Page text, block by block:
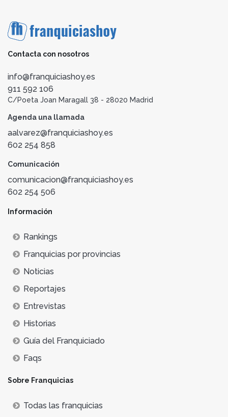
Contacta con nosotros
info@franquiciashoy.es
911 592 106
C/Poeta Joan Maragall 38 - 28020 Madrid
Agenda una llamada
aalvarez@franquiciashoy.es
602 254 858
Comunicación
comunicacion@franquiciashoy.es
602 254 506
Información
Rankings
Franquicias por provincias
Noticias
Reportajes
Entrevistas
Historias
Guía del Franquiciado
Faqs
Sobre Franquicias
Todas las franquicias